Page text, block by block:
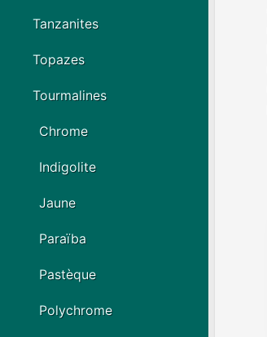
Tanzanites
Topazes
Tourmalines
Chrome
Indigolite
Jaune
Paraïba
Pastèque
Polychrome